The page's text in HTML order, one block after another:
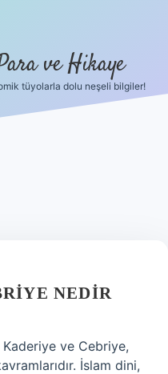
ve Hikaye
tüyolarla dolu neşeli bilgiler!
NEDIR
ve Cebriye,
İslam dini,